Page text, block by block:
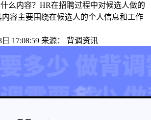
么内容？HR在招聘过程中对候选人做的
容主要围绕在候选人的个人信息和工作
17:08:59 来源： 背调资讯